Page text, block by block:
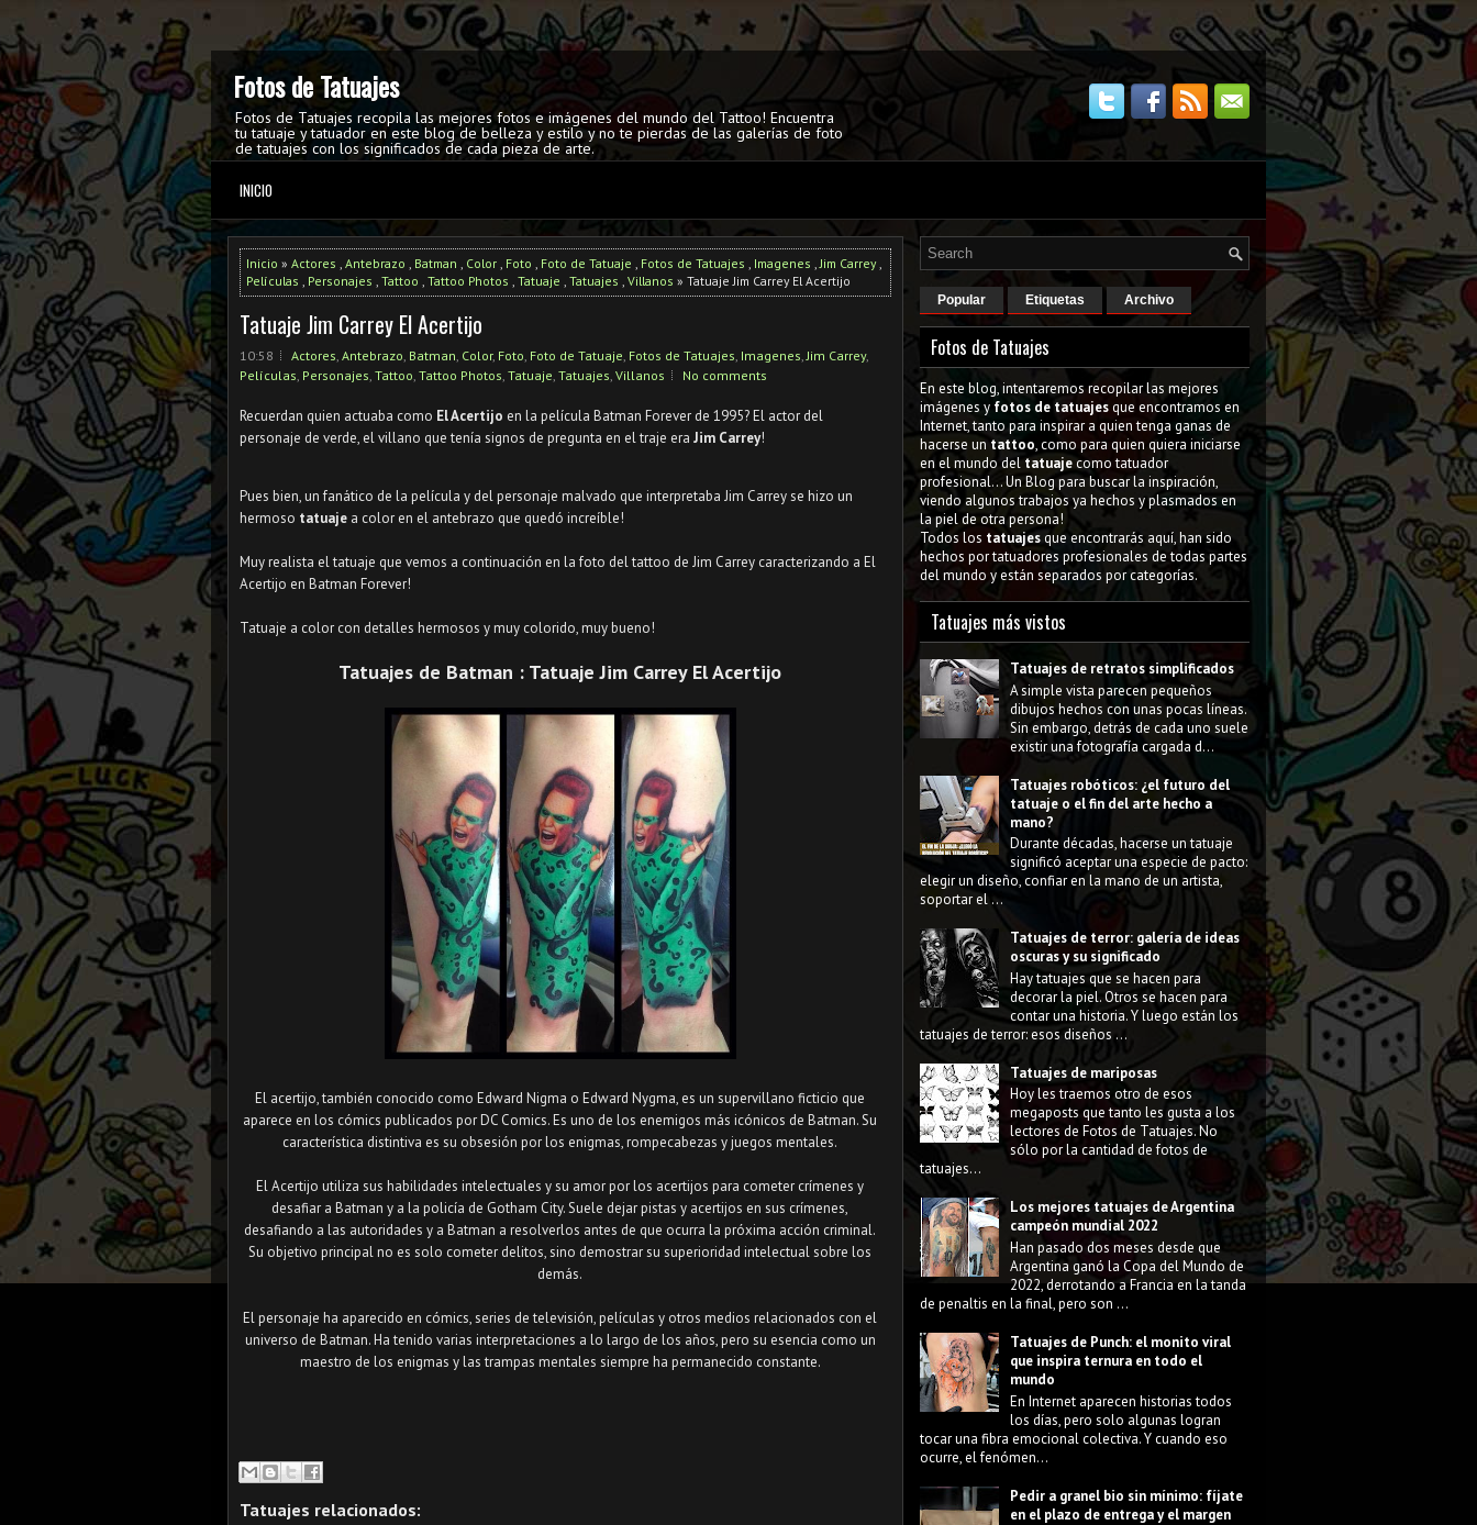
Fotos de Tatuajes
Fotos de Tatuajes recopila las mejores fotos e imágenes del mundo del Tattoo! Encuentra
tu tatuaje y tatuador en este blog de belleza y estilo y no te pierdas de las galerías de foto
de tatuajes con los significados de cada pieza de arte.
INICIO
Inicio » Actores , Antebrazo , Batman , Color , Foto , Foto de Tatuaje , Fotos de Tatuajes , Imagenes ,Jim Carrey,
Películas , Personajes , Tattoo , Tattoo Photos , Tatuaje , Tatuajes , Villanos » Tatuaje Jim Carrey El Acertijo
Tatuaje Jim Carrey El Acertijo
10:58 Actores, Antebrazo, Batman, Color, Foto, Foto de Tatuaje, Fotos de Tatuajes, Imagenes,Jim Carrey,
Películas, Personajes, Tattoo, Tattoo Photos, Tatuaje, Tatuajes, Villanos No comments
Recuerdan quien actuaba como El Acertijo en la película Batman Forever de 1995? El actor del
personaje de verde, el villano que tenía signos de pregunta en el traje era Jim Carrey!
Pues bien, un fanático de la película y del personaje malvado que interpretaba Jim Carrey se hizo un
hermoso tatuaje a color en el antebrazo que quedó increíble!
Muy realista el tatuaje que vemos a continuación en la foto del tattoo de Jim Carrey caracterizando a El
Acertijo en Batman Forever!
Tatuaje a color con detalles hermosos y muy colorido, muy bueno!
Tatuajes de Batman : Tatuaje Jim Carrey El Acertijo
El acertijo, también conocido como Edward Nigma o Edward Nygma, es un supervillano ficticio que
aparece en los cómics publicados por DC Comics. Es uno de los enemigos más icónicos de Batman. Su
característica distintiva es su obsesión por los enigmas, rompecabezas y juegos mentales.
El Acertijo utiliza sus habilidades intelectuales y su amor por los acertijos para cometer crímenes y
desafiar a Batman y a la policía de Gotham City. Suele dejar pistas y acertijos en sus crímenes,
desafiando a las autoridades y a Batman a resolverlos antes de que ocurra la próxima acción criminal.
Su objetivo principal no es solo cometer delitos, sino demostrar su superioridad intelectual sobre los
demás.
El personaje ha aparecido en cómics, series de televisión, películas y otros medios relacionados con el
universo de Batman. Ha tenido varias interpretaciones a lo largo de los años, pero su esencia como un
maestro de los enigmas y las trampas mentales siempre ha permanecido constante.
Tatuajes relacionados:
Popular Etiquetas Archivo
Fotos de Tatuajes
En este blog, intentaremos recopilar las mejores
imágenes y fotos de tatuajesque encontramos en
Internet, tanto para inspirar a quien tenga ganas de
hacerse un tattoo, como para quien quiera iniciarse
en el mundo del tatuajecomo tatuador
profesional... Un Blog para buscar la inspiración,
viendo algunos trabajos ya hechos y plasmados en
la piel de otra persona!
Todos los tatuajesque encontrarás aquí, han sido
hechos por tatuadores profesionales de todas partes
del mundo y están separados por categorías.
Tatuajes más vistos
Tatuajes de retratos simplificados
A simple vista parecen pequeños
dibujos hechos con unas pocas líneas.
Sin embargo, detrás de cada uno suele
existir una fotografía cargada d...
Tatuajes robóticos: ¿el futuro del
tatuaje o el fin del arte hecho a
mano?
Durante décadas, hacerse un tatuaje
significó aceptar una especie de pacto:
elegir un diseño, confiar en la mano de un artista,
soportar el ...
Tatuajes de terror: galería de ideas
oscuras y su significado
Hay tatuajes que se hacen para
decorar la piel. Otros se hacen para
contar una historia. Y luego están los
tatuajes de terror: esos diseños ...
Tatuajes de mariposas
Hoy les traemos otro de esos
megaposts que tanto les gusta a los
lectores de Fotos de Tatuajes. No
sólo por la cantidad de fotos de
tatuajes...
Los mejores tatuajes de Argentina
campeón mundial 2022
Han pasado dos meses desde que
Argentina ganó la Copa del Mundo de
2022, derrotando a Francia en la tanda
de penaltis en la final, pero son ...
Tatuajes de Punch: el monito viral
que inspira ternura en todo el
mundo
En Internet aparecen historias todos
los días, pero solo algunas logran
tocar una fibra emocional colectiva. Y cuando eso
ocurre, el fenómen...
Pedir a granel bio sin mínimo: fíjate
en el plazo de entrega y el margen